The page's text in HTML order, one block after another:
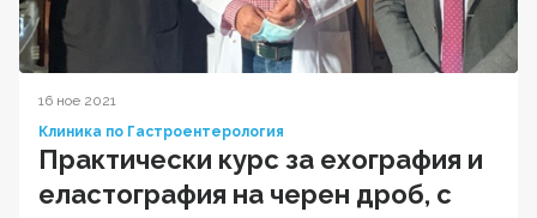
16 ное 2021
Клиника по Гастроентерология
Практически курс за ехография и
еластография на черен дроб, с